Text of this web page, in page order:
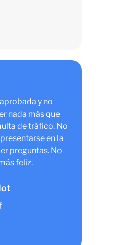
y no
nada más que
de tráfico. No
en la
preguntas. No
feliz.